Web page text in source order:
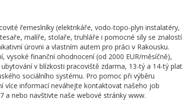
řemeslníky (elektrikáře, vodo-topo-plyn instalatéry,
malíře, stolaře, truhláře i pomocné síly se znalostí
úrovni a vlastním autem pro práci v Rakousku.
vysoké finanční ohodnocení (od 2000 EUR/měsíčně),
v blízkosti pracoviště zdarma, 13-tý a 14-tý plat
sociálního systému. Pro pomoc při výběru
více informací neváhejte kontaktovat našeho job
a nebo navštivte naše webové stránky www.